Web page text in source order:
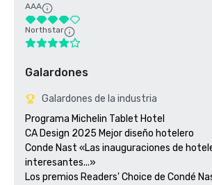
AAA
Northstar
Galardones
Galardones de la industria
Programa Michelin Tablet Hotel
CA Design 2025 Mejor diseño hotelero
Conde Nast «Las inauguraciones de
interesantes...»
Los premios Readers' Choice de Condé